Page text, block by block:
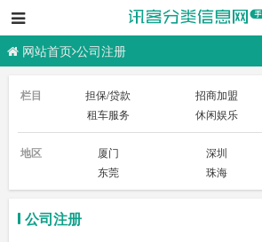
厦门云下信息科技有限公司
网站首页 公司注册
栏目 担保/贷款 招商加盟
租车服务
休闲娱乐
投资理财
陪驾/代驾
摄影摄像
美容纤体
建材装饰
保姆/月嫂保洁/清洗
家庭维修
外卖/送水
地区 厦门 深圳
东莞
珠海
公司注册